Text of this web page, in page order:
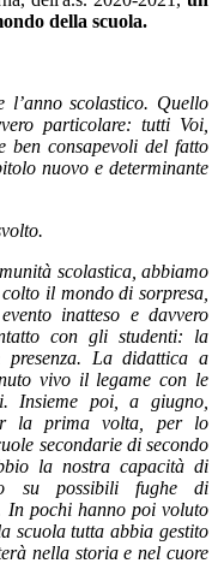
della scuola.
scolastico. Quello
particolare: tutti Voi,
ben consapevoli del fatto
nuovo e determinante
scolastica, abbiamo
il mondo di sorpresa,
inatteso e davvero
con gli studenti: la
presenza. La didattica a
vivo il legame con le
Insieme poi, a giugno,
la prima volta, per lo
secondarie di secondo
la nostra capacità di
su possibili fughe di
In pochi hanno poi voluto
scuola tutta abbia gestito
nella storia e nel cuore